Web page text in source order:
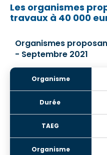
Les organismes
travaux à 40 000
Organismes
- Septembre 2021